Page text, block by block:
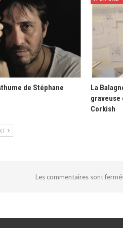
de Stéphane
La
graveuse
Corkish
Les commentaires sont